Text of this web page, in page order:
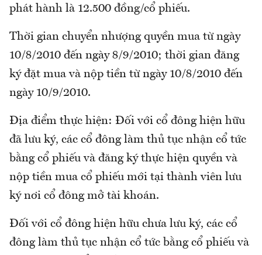
phát hành là 12.500 đồng/cổ phiếu.
Thời gian chuyển nhượng quyền mua từ ngày
10/8/2010 đến ngày 8/9/2010; thời gian đăng
ký đặt mua và nộp tiền từ ngày 10/8/2010 đến
ngày 10/9/2010.
Địa điểm thực hiện: Đối với cổ đông hiện hữu
đã lưu ký, các cổ đông làm thủ tục nhận cổ tức
bằng cổ phiếu và đăng ký thực hiện quyền và
nộp tiền mua cổ phiếu mới tại thành viên lưu
ký nơi cổ đông mở tài khoán.
Đối với cổ đông hiện hữu chưa lưu ký, các cổ
đông làm thủ tục nhận cổ tức bằng cổ phiếu và